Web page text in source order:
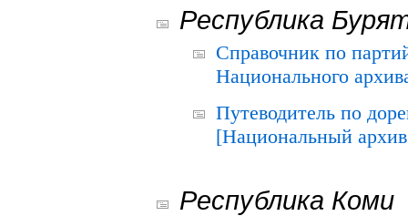
Республика
Справочник по
Национального
Путеводитель по
[Национальный
Республика Коми